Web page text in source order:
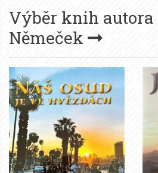
Výběr knih autora
Němeček